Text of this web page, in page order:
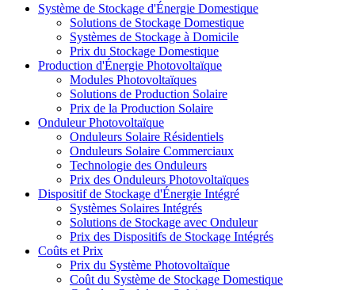
Système de Stockage d'Énergie Domestique
Solutions de Stockage Domestique
Systèmes de Stockage à Domicile
Prix du Stockage Domestique
Production d'Énergie Photovoltaïque
Modules Photovoltaïques
Solutions de Production Solaire
Prix de la Production Solaire
Onduleur Photovoltaïque
Onduleurs Solaire Résidentiels
Onduleurs Solaire Commerciaux
Technologie des Onduleurs
Prix des Onduleurs Photovoltaïques
Dispositif de Stockage d'Énergie Intégré
Systèmes Solaires Intégrés
Solutions de Stockage avec Onduleur
Prix des Dispositifs de Stockage Intégrés
Coûts et Prix
Prix du Système Photovoltaïque
Coût du Système de Stockage Domestique